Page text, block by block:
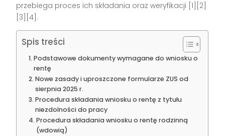
przebiega proces ich składania oraz weryfikacji [1][2]
[3][4] .
Spis treści
Podstawowe dokumenty wymagane do wniosku o
rentę
Nowe zasady i uproszczone formularze ZUS od
sierpnia 2025 r.
Procedura składania wniosku o rentę z tytułu
niezdolności do pracy
Procedura składania wniosku o rentę rodzinną
(wdowią)